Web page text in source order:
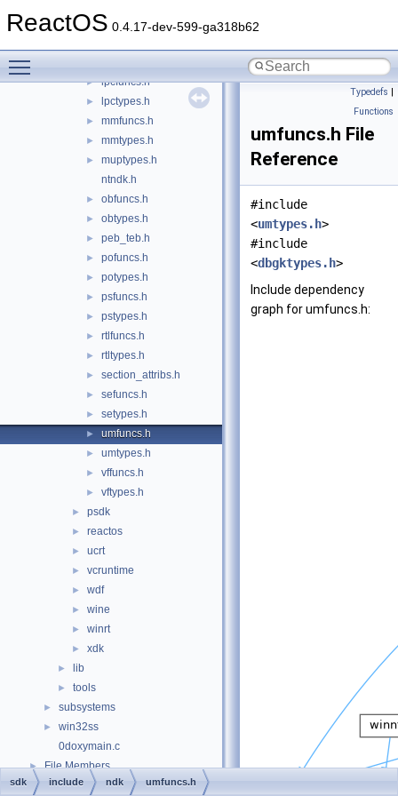
ReactOS 0.4.17-dev-599-ga318b62
► ketypes.h
► lpcfuncs.h
► lpctypes.h
► mmfuncs.h
► mmtypes.h
►
muptypes.h
ntndk.h
► obfuncs.h
► obtypes.h
► peb_teb.h
► pofuncs.h
► potypes.h
► psfuncs.h
► pstypes.h
► rtlfuncs.h
► rtltypes.h
► section_attribs.h
► sefuncs.h
► setypes.h
► umfuncs.h
► umtypes.h
► vffuncs.h
► vftypes.h
► psdk
► reactos
► ucrt
► vcruntime
► wdf
► wine
► winrt
► xdk
► lib
► tools
► subsystems
►
win32ss
0doxymain.c
► File Members
► Examples
Typedefs |
Functions
umfuncs.h File
Reference
#include
<umtypes.h>
#include
<dbgktypes.h>
Include dependency
graph for umfuncs.h:
sdk include ndk umfuncs.h